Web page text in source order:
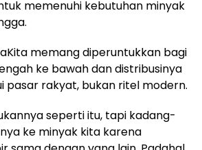
memenuhi kebutuhan minyak
memang diperuntukkan bagi
ke bawah dan distribusinya
pasar rakyat, bukan ritel modern.
seperti itu, tapi kadang-
ke minyak kita karena